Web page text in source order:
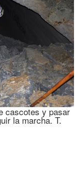
cascotes y pasar
la marcha. T.